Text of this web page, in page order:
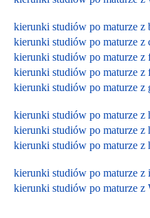
kierunki studiów po maturze z
kierunki studiów po maturze z
kierunki studiów po maturze z
kierunki studiów po maturze z
kierunki studiów po maturze z
kierunki studiów po maturze z
kierunki studiów po maturze z
kierunki studiów po maturze z
kierunki studiów po maturze z
kierunki studiów po maturze z